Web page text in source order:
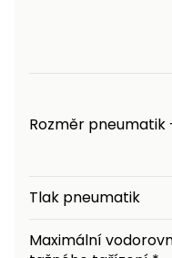
Rozměr pneumatik
Tlak pneumatik
Maximální